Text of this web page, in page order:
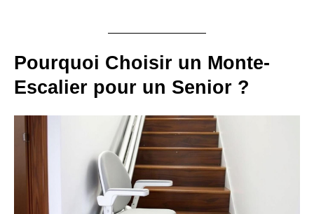
Pourquoi Choisir un Monte-
Escalier pour un Senior ?